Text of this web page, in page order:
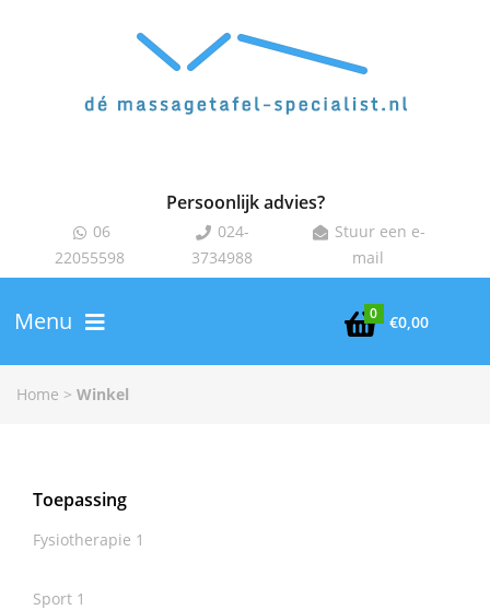
Persoonlijk advies?
 06
22055598
 024-
3734988
 Stuur een e-
mail

0 €0,00
Menu
Home > Winkel
Toepassing
Fysiotherapie 1
Sport 1